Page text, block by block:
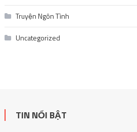
Truyện Ngôn Tình
Uncategorized
TIN NỔI BẬT